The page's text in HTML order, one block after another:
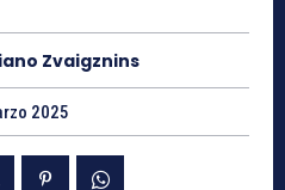
Zvaigznins
2025